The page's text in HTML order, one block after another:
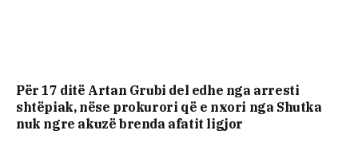
Për 17 ditë Artan Grubi del edhe nga arresti
shtëpiak, nëse prokurori që e nxori nga Shutka
nuk ngre akuzë brenda afatit ligjor